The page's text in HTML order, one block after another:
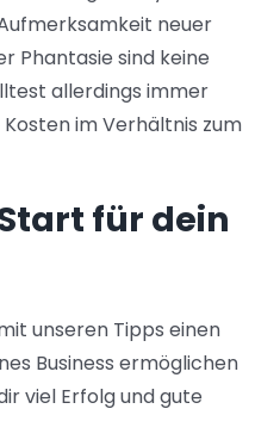
neuer
Phantasie sind keine
allerdings immer
im Verhältnis zum
für dein
unseren Tipps einen
Business ermöglichen
viel Erfolg und gute